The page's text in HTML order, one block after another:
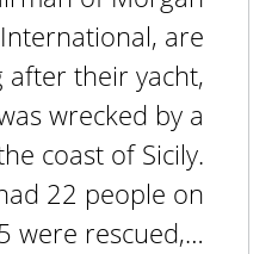
are
after their yacht,
wrecked by a
coast of Sicily.
22 people on
were rescued,…